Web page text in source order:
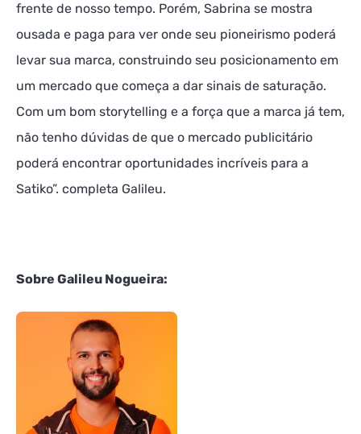
frente de nosso tempo. Porém, Sabrina se mostra
ousada e paga para ver onde seu pioneirismo poderá
levar sua marca, construindo seu posicionamento em
um mercado que começa a dar sinais de saturação.
Com um bom storytelling e a força que a marca já tem,
não tenho dúvidas de que o mercado publicitário
poderá encontrar oportunidades incríveis para a
Satiko”. completa Galileu.
Sobre Galileu Nogueira: